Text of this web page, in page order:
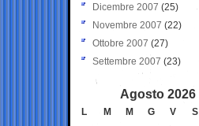
Dicembre 2007 (25)
Novembre 2007 (22)
Ottobre 2007 (27)
Settembre 2007 (23)
Agosto 2026
L M M G V S